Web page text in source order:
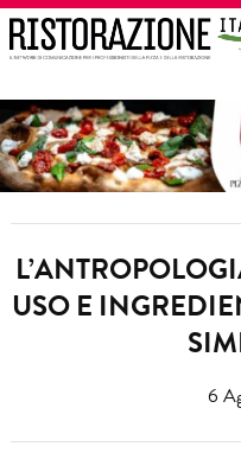
USO E
6